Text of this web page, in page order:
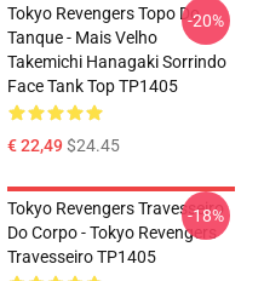
Tokyo Revengers Topo Do
Tanque - Mais Velho
Takemichi Hanagaki Sorrindo
Face Tank Top TP1405
€ 22,49$24.45
-20%
Tokyo Revengers Travesseiro
Do Corpo - Tokyo Revengers
Travesseiro TP1405
-18%